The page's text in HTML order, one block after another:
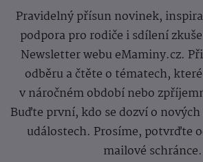
Pravidelný přísun novinek,
podpora pro rodiče i sdílení
Newsletter webu eMaminy.cz.
odběru a čtěte o tématech,
v náročném období nebo
Buďte první, kdo se dozví o
událostech. Prosíme, potvrďte
mailové schránce.